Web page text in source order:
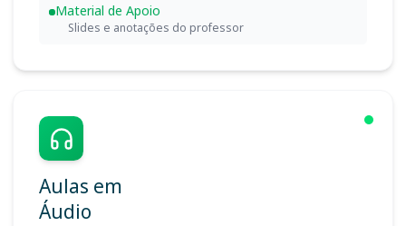
Material de Apoio
Slides e anotações do professor
Aulas em
Áudio